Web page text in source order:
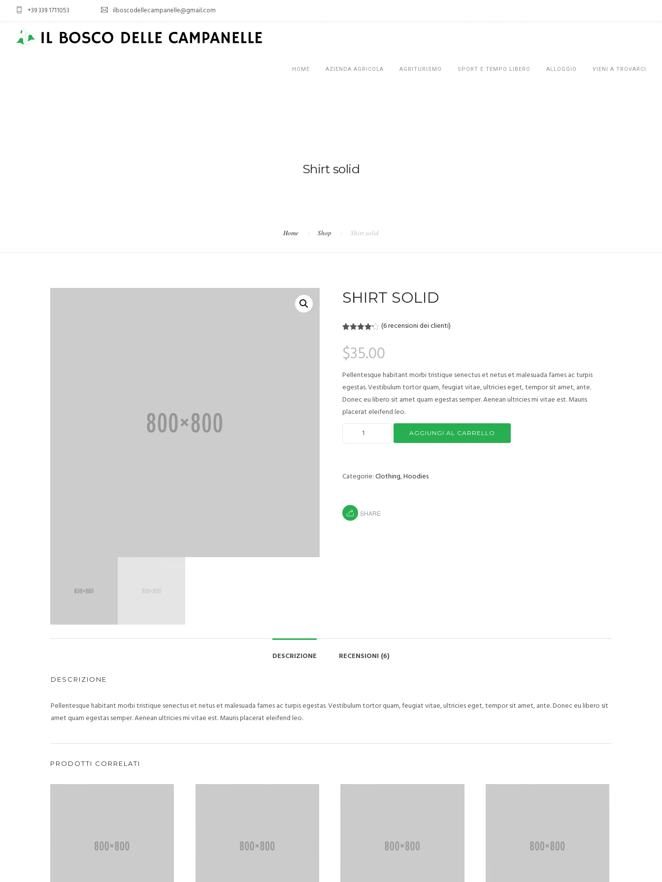
+39 339 1711053 ilboscodellecampanelle@gmail.com
HOME AZIENDA AGRICOLA AGRITURISMO SPORT E TEMPO LIBERO ALLOGGIO VIENI A TROVARCI
Shirt solid
Home Shop Shirt solid
SHIRT SOLID
5 su
base di
(6recensioni dei clienti)
$35.00
Pellentesque habitant morbi tristique senectus et netus et malesuada fames ac turpis
egestas. Vestibulum tortor quam, feugiat vitae, ultricies eget, tempor sit amet, ante.
Donec eu libero sit amet quam egestas semper. Aenean ultricies mi vitae est. Mauris
placerat eleifend leo.
AGGIUNGI AL CARRELLO
Categorie:Clothing,Hoodies
SHARE
DESCRIZIONE RECENSIONI (6)
DESCRIZIONE
Pellentesque habitant morbi tristique senectus et netus et malesuada fames ac turpis egestas. Vestibulum tortor quam, feugiat vitae, ultricies eget, tempor sit amet, ante. Donec eu libero sit
amet quam egestas semper. Aenean ultricies mi vitae est. Mauris placerat eleifend leo.
PRODOTTI CORRELATI